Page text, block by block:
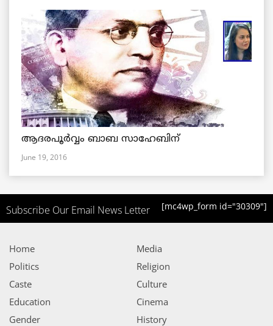
ആദരപൂര്‍വ്വം ബാബ സാഹേബിന്
June 19, 2016
Subscribe Our Email News Letter [mc4wp_form id="30309"]
Home
Politics
Caste
Education
Gender
Media
Religion
Culture
Cinema
History